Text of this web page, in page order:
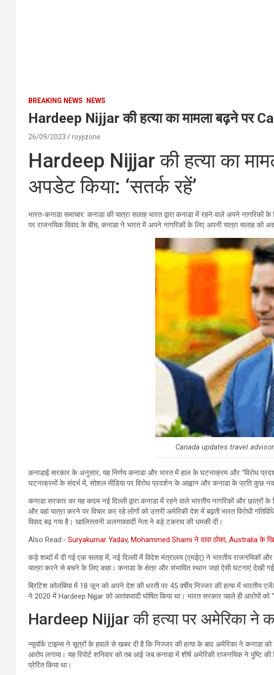
BREAKING NEWS NEWS
Hardeep Nijjar की हत्या का मामला बढ़ने पर
26/09/2023 royjizone
Hardeep Nijjar की हत्या का
अपडेट किया: ‘सतर्क रहें’
भारत-कनाडा समाचार: कनाडा की यात्रा सलाह भारत द्वारा कनाडा में रहने वाले अपने
पर राजनयिक विवाद के बीच, कनाडा ने भारत में अपने नागरिकों के लिए अपनी यात्रा सलाह को
Canada updates travel
कनाडाई सरकार के अनुसार, यह निर्णय कनाडा और भारत में हाल के घटनाक्रम और “विरोध
घटनाक्रमों के संदर्भ में, सोशल मीडिया पर विरोध प्रदर्शन के आह्वान और कनाडा के प्रति कुछ
कनाडा सरकार का यह कदम नई दिल्ली द्वारा कनाडा में रहने वाले भारतीय नागरिकों और
और वहां यात्रा करने पर विचार कर रहे लोगों को उत्तरी अमेरिकी देश में बढ़ती भारत विरोधी
विवाद बढ़ गया है। खालिस्तानी अलगाववादी नेता ने बड़े टकराव की धमकी दी।
Also Read:- Suryakumar Yadav, Mohammed Shami ने दावा ठोका, Australia के
कड़े शब्दों में दी गई एक सलाह में, नई दिल्ली में विदेश मंत्रालय (एमईए) ने भारतीय राजनयिकों और
यात्रा करने से बचने के लिए कहा। कनाडा के क्षेत्र और संभावित स्थान जहां ऐसी घटनाएं देखी गई
ब्रिटिश कोलंबिया में 18 जून को अपने देश की धरती पर 45 वर्षीय निज्जर की हत्या में भारतीय
ने 2020 में Hardeep Nijjar को आतंकवादी घोषित किया था। भारत सरकार पहले ही आरोपों
Hardeep Nijjar की हत्या पर अमेरिका ने
न्यूयॉर्क टाइम्स ने सूत्रों के हवाले से खबर दी है कि निज्जर की हत्या के बाद अमेरिका ने
आरोप लगाया। यह रिपोर्ट शनिवार को तब आई जब कनाडा में शीर्ष अमेरिकी राजनयिक ने
प्रेरित किया था।